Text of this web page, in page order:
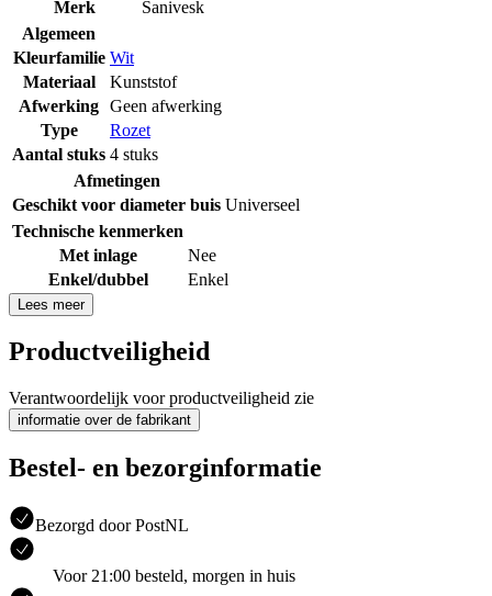
Merk
Sanivesk
Algemeen
Kleurfamilie Wit
Materiaal
Kunststof
Afwerking Geen afwerking
Type
Rozet
Aantal stuks 4 stuks
Afmetingen
Geschikt voor diameter buis Universeel
Technische kenmerken
Met inlage
Nee
Enkel/dubbel
Enkel
Lees meer
Productveiligheid
Verantwoordelijk voor productveiligheid zie
informatie over de fabrikant
Bestel- en bezorginformatie
Bezorgd door PostNL
Voor 21:00 besteld, morgen in huis